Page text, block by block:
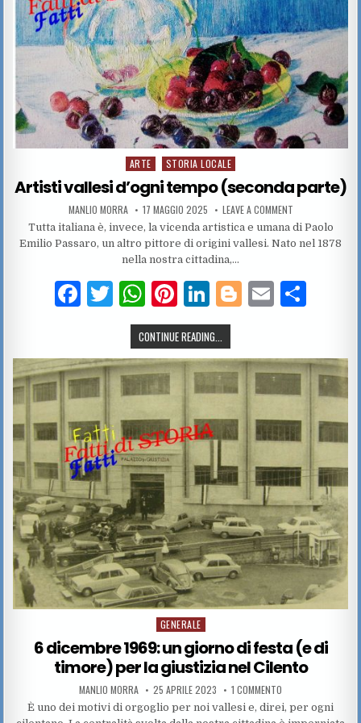
Posted in
ARTE STORIA LOCALE
Artisti vallesi d’ogni tempo (seconda parte)
AUTHOR:
MANLIO MORRA PUBLISHED DATE:
17 MAGGIO 2025 LEAVE A COMMENTON ARTISTI
Tutta italiana è, invece, la vicenda artistica e umana di Paolo
Emilio Passaro, un altro pittore di origini vallesi. Nato nel 1878
nella nostra cittadina,…
F
e
b
o
o
k
T
w
it
te
r
W
h
at
s
A
p
p
Pi
n
te
re
st
Li
n
k
e
dI
n
Bl
g
er
E
l di
vi
di
CONTINUE READING...
Posted in
GENERALE
6 dicembre 1969: un giorno di festa (e di
timore) per la giustizia nel Cilento
AUTHOR:
MANLIO MORRA PUBLISHED DATE:
25 APRILE 2023 1 COMMENTO
È uno dei motivi di orgoglio per noi vallesi e, direi, per ogni